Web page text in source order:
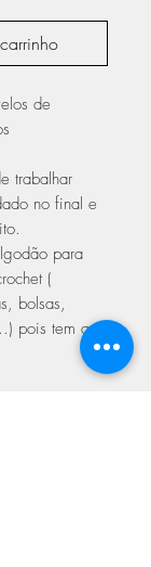
de
trabalhar
no final e
para
(
bolsas,
pois tem a